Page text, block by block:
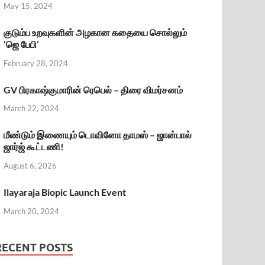
May 15, 2024
குடும்ப உறவுகளின் அழகான கதையை சொல்லும்
‘ஜெ பேபி’
February 28, 2024
GV பிரகாஷ்குமாரின் ரெபெல் – திரை விமர்சனம்
March 22, 2024
மீண்டும் இணையும் டொவினோ தாமஸ் – ஜான்பால்
ஜார்ஜ் கூட்டணி!
August 6, 2026
Ilayaraja Biopic Launch Event
March 20, 2024
POSTS